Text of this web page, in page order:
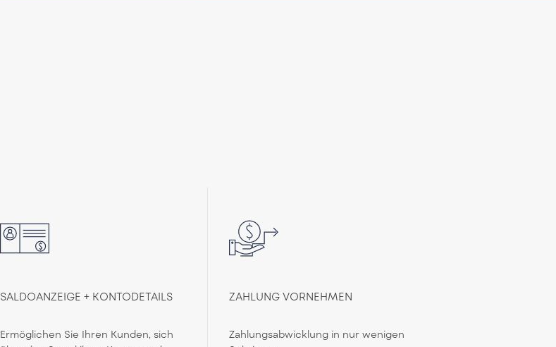
SALDOANZEIGE + KONTODETAILS
Ermöglichen Sie Ihren Kunden, sich
ZAHLUNG VORNEHMEN
Zahlungsabwicklung in nur wenigen